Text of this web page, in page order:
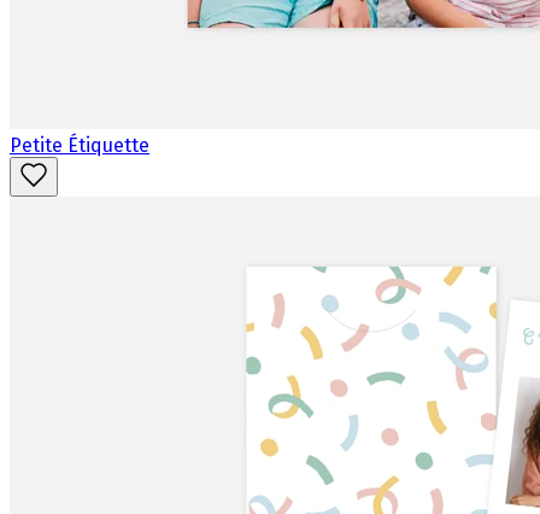
Petite Étiquette